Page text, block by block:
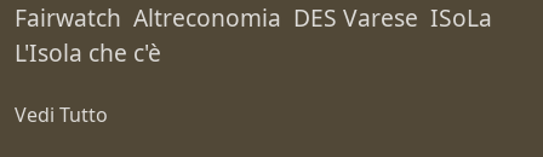
Fairwatch Altreconomia DES Varese ISoLa
L'Isola che c'è
Vedi Tutto